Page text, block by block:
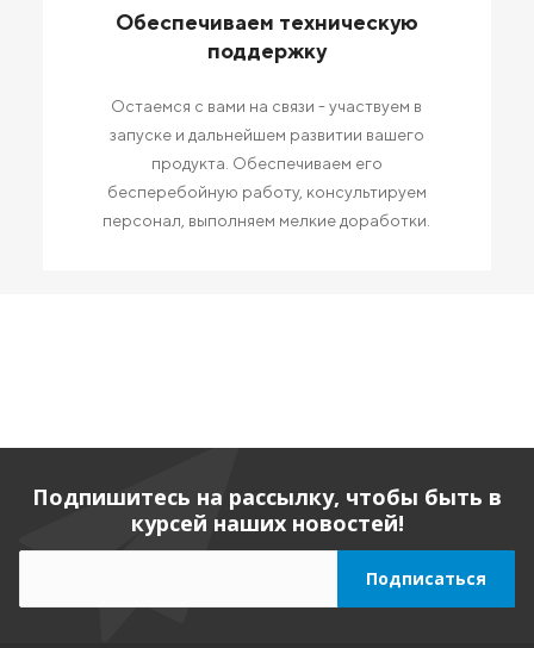
Обеспечиваем техническую
поддержку
Остаемся с вами на связи - участвуем в
запуске и дальнейшем развитии вашего
продукта. Обеспечиваем его
бесперебойную работу, консультируем
персонал, выполняем мелкие доработки.
Подпишитесь на рассылку, чтобы быть в
курсей наших новостей!